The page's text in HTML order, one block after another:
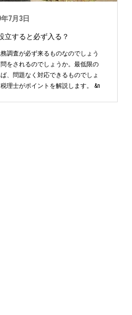
年7月3日
立すると必ず入る？
調査が必ず来るものなのでしょう
をされるのでしょうか。最低限の
、問題なく対応できるものでしょ
理士がポイントを解説します。 &n